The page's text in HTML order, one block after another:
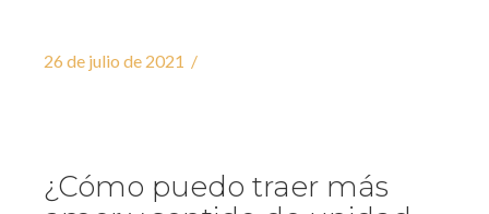
26 de julio de 2021
¿Cómo puedo traer más